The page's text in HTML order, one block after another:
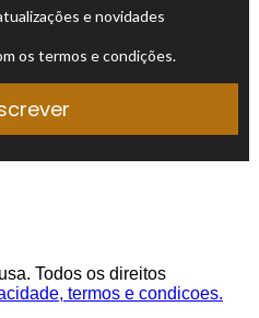
Todos os direitos
termos e condicoes.